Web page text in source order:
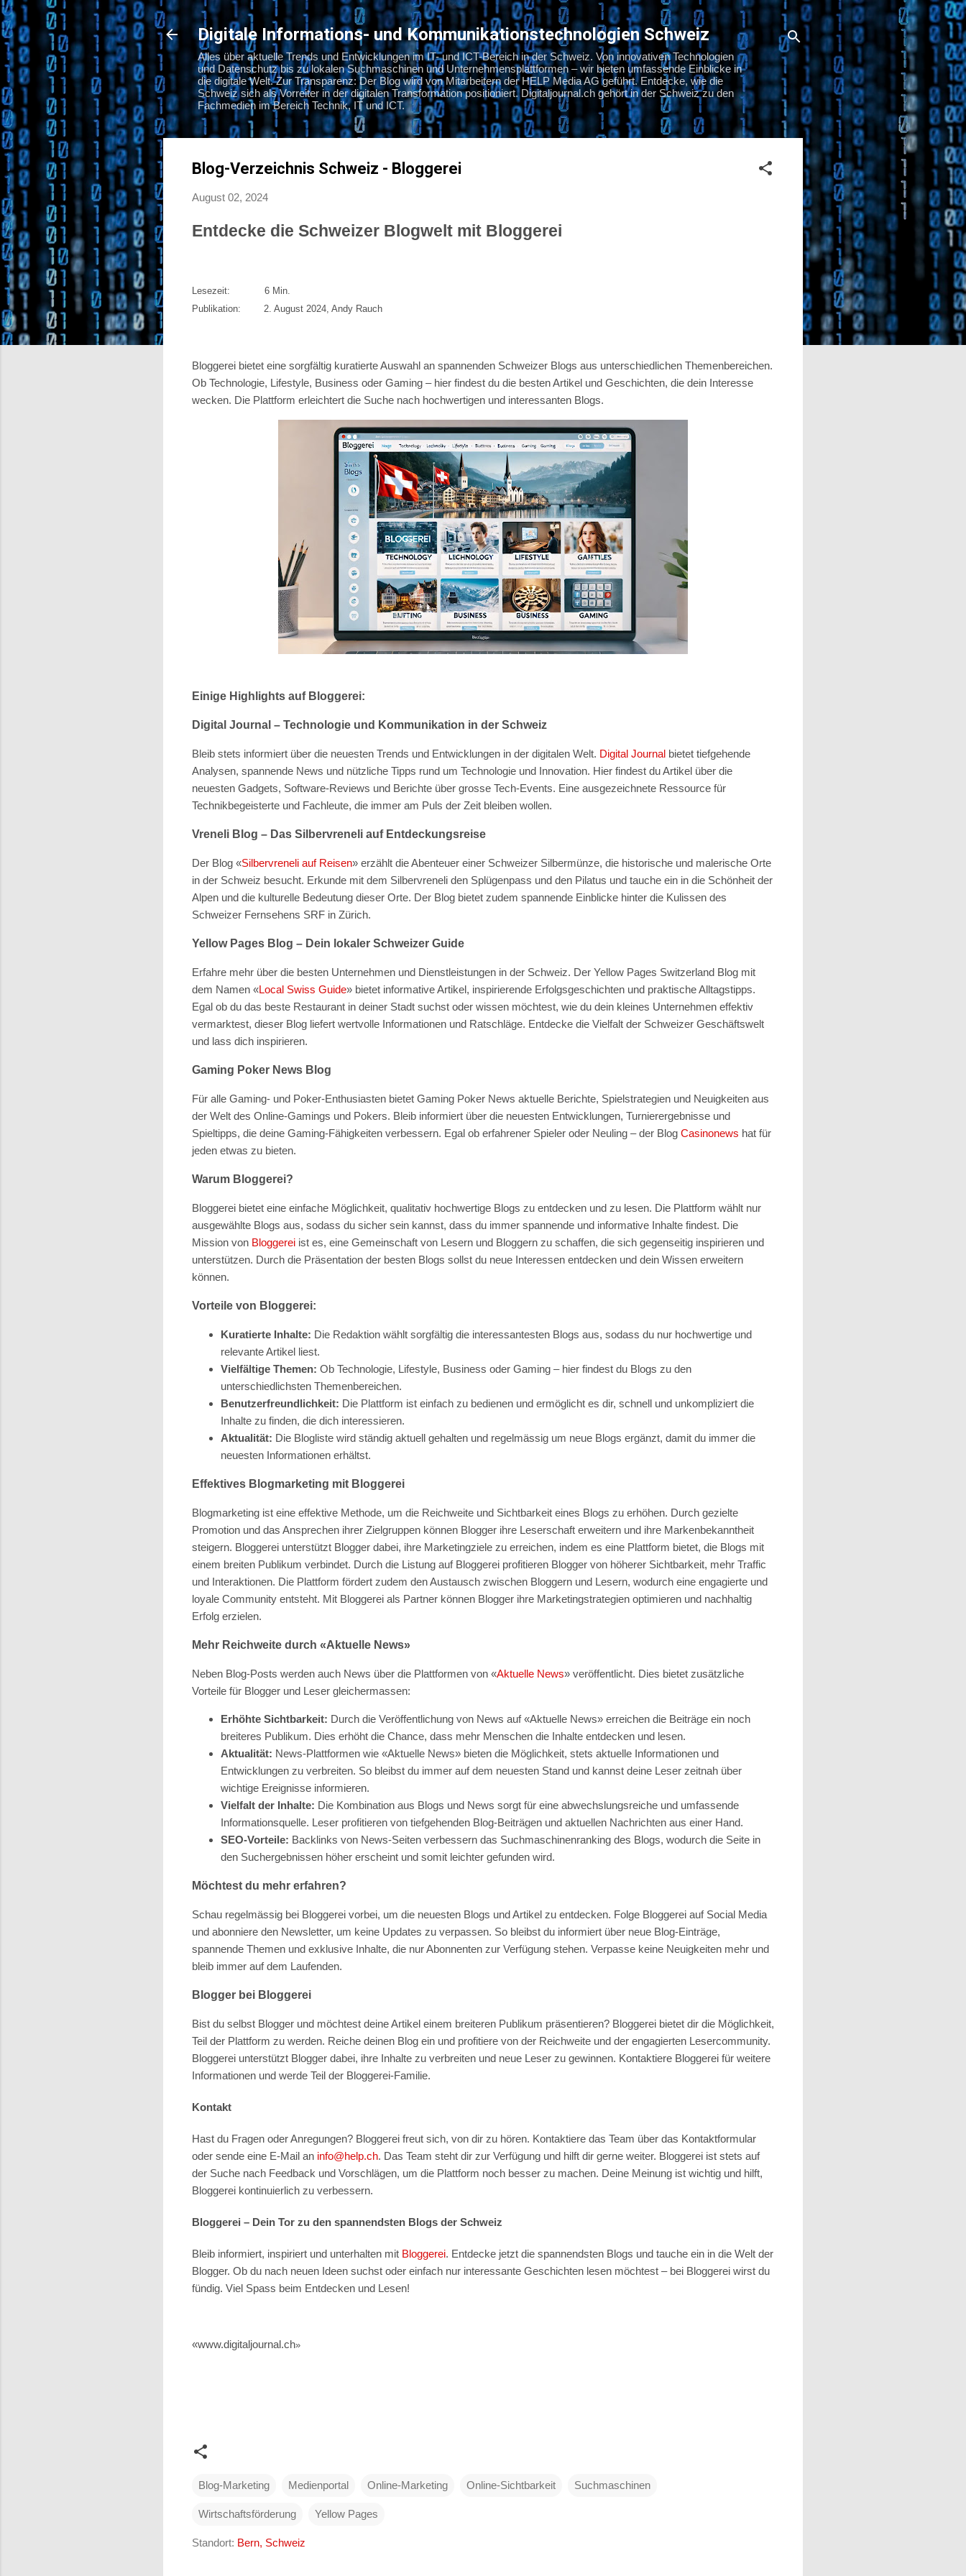
Direkt zum Hauptbereich
Digitale Informations- und Kommunikationstechnologien Schweiz
Alles über aktuelle Trends und Entwicklungen im IT- und ICT-Bereich in der Schweiz. Von innovativen Technologien
und Datenschutz bis zu lokalen Suchmaschinen und Unternehmensplattformen – wir bieten umfassende Einblicke in
die digitale Welt. Zur Transparenz: Der Blog wird von Mitarbeitern der HELP Media AG geführt. Entdecke, wie die
Schweiz sich als Vorreiter in der digitalen Transformation positioniert. Digitaljournal.ch gehört in der Schweiz zu den
Fachmedien im Bereich Technik, IT und ICT.
Blog-Verzeichnis Schweiz - Bloggerei
August 02, 2024
Entdecke die Schweizer Blogwelt mit Bloggerei
Lesezeit: 6 Min.
Publikation:
2. August 2024, Andy Rauch
Bloggerei bietet eine sorgfältig kuratierte Auswahl an spannenden Schweizer Blogs aus unterschiedlichen Themenbereichen.
Ob Technologie, Lifestyle, Business oder Gaming – hier findest du die besten Artikel und Geschichten, die dein Interesse
wecken. Die Plattform erleichtert die Suche nach hochwertigen und interessanten Blogs.
Einige Highlights auf Bloggerei:
Digital Journal – Technologie und Kommunikation in der Schweiz
Bleib stets informiert über die neuesten Trends und Entwicklungen in der digitalen Welt. Digital Journal bietet tiefgehende
Analysen, spannende News und nützliche Tipps rund um Technologie und Innovation. Hier findest du Artikel über die
neuesten Gadgets, Software-Reviews und Berichte über grosse Tech-Events. Eine ausgezeichnete Ressource für
Technikbegeisterte und Fachleute, die immer am Puls der Zeit bleiben wollen.
Vreneli Blog – Das Silbervreneli auf Entdeckungsreise
Der Blog «Silbervreneli auf Reisen» erzählt die Abenteuer einer Schweizer Silbermünze, die historische und malerische Orte
in der Schweiz besucht. Erkunde mit dem Silbervreneli den Splügenpass und den Pilatus und tauche ein in die Schönheit der
Alpen und die kulturelle Bedeutung dieser Orte. Der Blog bietet zudem spannende Einblicke hinter die Kulissen des
Schweizer Fernsehens SRF in Zürich.
Yellow Pages Blog – Dein lokaler Schweizer Guide
Erfahre mehr über die besten Unternehmen und Dienstleistungen in der Schweiz. Der Yellow Pages Switzerland Blog mit
dem Namen «Local Swiss Guide» bietet informative Artikel, inspirierende Erfolgsgeschichten und praktische Alltagstipps.
Egal ob du das beste Restaurant in deiner Stadt suchst oder wissen möchtest, wie du dein kleines Unternehmen effektiv
vermarktest, dieser Blog liefert wertvolle Informationen und Ratschläge. Entdecke die Vielfalt der Schweizer Geschäftswelt
und lass dich inspirieren.
Gaming Poker News Blog
Für alle Gaming- und Poker-Enthusiasten bietet Gaming Poker News aktuelle Berichte, Spielstrategien und Neuigkeiten aus
der Welt des Online-Gamings und Pokers. Bleib informiert über die neuesten Entwicklungen, Turnierergebnisse und
Spieltipps, die deine Gaming-Fähigkeiten verbessern. Egal ob erfahrener Spieler oder Neuling – der Blog Casinonews hat für
jeden etwas zu bieten.
Warum Bloggerei?
Bloggerei bietet eine einfache Möglichkeit, qualitativ hochwertige Blogs zu entdecken und zu lesen. Die Plattform wählt nur
ausgewählte Blogs aus, sodass du sicher sein kannst, dass du immer spannende und informative Inhalte findest. Die
Mission von Bloggerei ist es, eine Gemeinschaft von Lesern und Bloggern zu schaffen, die sich gegenseitig inspirieren und
unterstützen. Durch die Präsentation der besten Blogs sollst du neue Interessen entdecken und dein Wissen erweitern
können.
Vorteile von Bloggerei:
Kuratierte Inhalte: Die Redaktion wählt sorgfältig die interessantesten Blogs aus, sodass du nur hochwertige und
relevante Artikel liest.
Vielfältige Themen: Ob Technologie, Lifestyle, Business oder Gaming – hier findest du Blogs zu den
unterschiedlichsten Themenbereichen.
Benutzerfreundlichkeit: Die Plattform ist einfach zu bedienen und ermöglicht es dir, schnell und unkompliziert die
Inhalte zu finden, die dich interessieren.
Aktualität: Die Blogliste wird ständig aktuell gehalten und regelmässig um neue Blogs ergänzt, damit du immer die
neuesten Informationen erhältst.
Effektives Blogmarketing mit Bloggerei
Blogmarketing ist eine effektive Methode, um die Reichweite und Sichtbarkeit eines Blogs zu erhöhen. Durch gezielte
Promotion und das Ansprechen ihrer Zielgruppen können Blogger ihre Leserschaft erweitern und ihre Markenbekanntheit
steigern. Bloggerei unterstützt Blogger dabei, ihre Marketingziele zu erreichen, indem es eine Plattform bietet, die Blogs mit
einem breiten Publikum verbindet. Durch die Listung auf Bloggerei profitieren Blogger von höherer Sichtbarkeit, mehr Traffic
und Interaktionen. Die Plattform fördert zudem den Austausch zwischen Bloggern und Lesern, wodurch eine engagierte und
loyale Community entsteht. Mit Bloggerei als Partner können Blogger ihre Marketingstrategien optimieren und nachhaltig
Erfolg erzielen.
Mehr Reichweite durch «Aktuelle News»
Neben Blog-Posts werden auch News über die Plattformen von «Aktuelle News» veröffentlicht. Dies bietet zusätzliche
Vorteile für Blogger und Leser gleichermassen:
Erhöhte Sichtbarkeit: Durch die Veröffentlichung von News auf «Aktuelle News» erreichen die Beiträge ein noch
breiteres Publikum. Dies erhöht die Chance, dass mehr Menschen die Inhalte entdecken und lesen.
Aktualität: News-Plattformen wie «Aktuelle News» bieten die Möglichkeit, stets aktuelle Informationen und
Entwicklungen zu verbreiten. So bleibst du immer auf dem neuesten Stand und kannst deine Leser zeitnah über
wichtige Ereignisse informieren.
Vielfalt der Inhalte: Die Kombination aus Blogs und News sorgt für eine abwechslungsreiche und umfassende
Informationsquelle. Leser profitieren von tiefgehenden Blog-Beiträgen und aktuellen Nachrichten aus einer Hand.
SEO-Vorteile: Backlinks von News-Seiten verbessern das Suchmaschinenranking des Blogs, wodurch die Seite in
den Suchergebnissen höher erscheint und somit leichter gefunden wird.
Möchtest du mehr erfahren?
Schau regelmässig bei Bloggerei vorbei, um die neuesten Blogs und Artikel zu entdecken. Folge Bloggerei auf Social Media
und abonniere den Newsletter, um keine Updates zu verpassen. So bleibst du informiert über neue Blog-Einträge,
spannende Themen und exklusive Inhalte, die nur Abonnenten zur Verfügung stehen. Verpasse keine Neuigkeiten mehr und
bleib immer auf dem Laufenden.
Blogger bei Bloggerei
Bist du selbst Blogger und möchtest deine Artikel einem breiteren Publikum präsentieren? Bloggerei bietet dir die Möglichkeit,
Teil der Plattform zu werden. Reiche deinen Blog ein und profitiere von der Reichweite und der engagierten Lesercommunity.
Bloggerei unterstützt Blogger dabei, ihre Inhalte zu verbreiten und neue Leser zu gewinnen. Kontaktiere Bloggerei für weitere
Informationen und werde Teil der Bloggerei-Familie.
Kontakt
Hast du Fragen oder Anregungen? Bloggerei freut sich, von dir zu hören. Kontaktiere das Team über das Kontaktformular
oder sende eine E-Mail an info@help.ch. Das Team steht dir zur Verfügung und hilft dir gerne weiter. Bloggerei ist stets auf
der Suche nach Feedback und Vorschlägen, um die Plattform noch besser zu machen. Deine Meinung ist wichtig und hilft,
Bloggerei kontinuierlich zu verbessern.
Bloggerei – Dein Tor zu den spannendsten Blogs der Schweiz
Bleib informiert, inspiriert und unterhalten mit Bloggerei. Entdecke jetzt die spannendsten Blogs und tauche ein in die Welt der
Blogger. Ob du nach neuen Ideen suchst oder einfach nur interessante Geschichten lesen möchtest – bei Bloggerei wirst du
fündig. Viel Spass beim Entdecken und Lesen!
«www.digitaljournal.ch»
Blog-Marketing Medienportal Online-Marketing Online-Sichtbarkeit Suchmaschinen
Wirtschaftsförderung Yellow Pages
Standort: Bern, Schweiz